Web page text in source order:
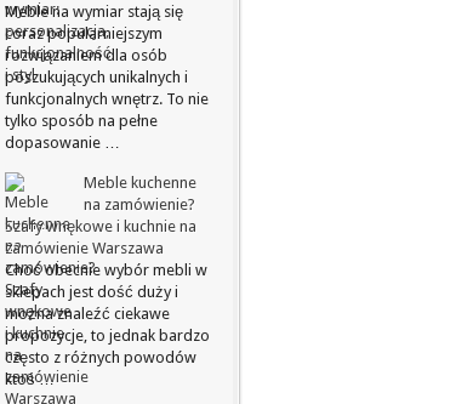
Meble na wymiar stają się
coraz popularniejszym
rozwiązaniem dla osób
poszukujących unikalnych i
funkcjonalnych wnętrz. To nie
tylko sposób na pełne
dopasowanie …
Meble kuchenne
na zamówienie?
Szafy wnękowe i kuchnie na
zamówienie Warszawa
Choć obecnie wybór mebli w
sklepach jest dość duży i
można znaleźć ciekawe
propozycje, to jednak bardzo
często z różnych powodów
ktoś …